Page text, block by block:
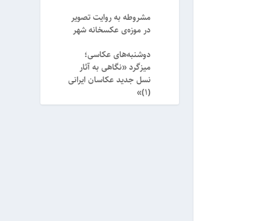
مشروطه به روایت تصویر
در موزه‌ی عکسخانه شهر
دوشنبه‌های عکاسی؛
میزگرد «نگاهی به آثار
نسل جدید عکاسان ایرانی
(۱)»